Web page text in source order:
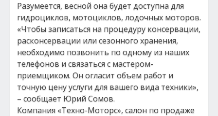
Разумеется, весной она будет доступна для
гидроциклов, мотоциклов, лодочных моторов.
«Чтобы записаться на процедуру консервации,
расконсервации или сезонного хранения,
необходимо позвонить по одному из наших
телефонов и связаться с мастером-
приемщиком. Он огласит объем работ и
точную цену услуги для вашего вида техники»,
– сообщает Юрий Сомов.
Компания «Техно-Моторс», салон по продаже